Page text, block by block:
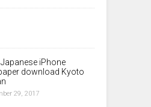
Japanese iPhone
download Kyoto
29, 2017